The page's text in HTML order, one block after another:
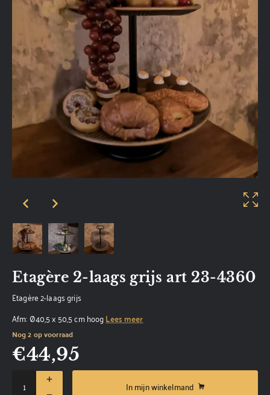
Etagère 2-laags grijs art 23-4360
Etagère 2-laags grijs
Afm: Ø40,5 x 50,5 cm hoogLees meer
Nog 2 op voorraad
€44,95
In mijn winkelmand